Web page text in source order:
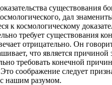
дал
к космологическому
требует существования
отрицательно. Он
что является
требовать конечной
соображение следует
нашим разумом.